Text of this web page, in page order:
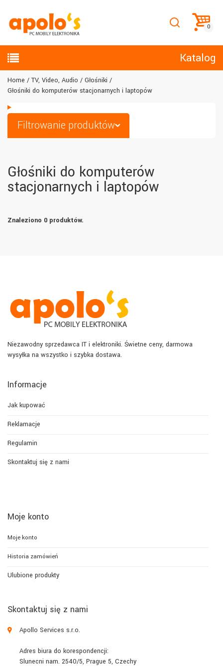
Katalog
Home TV, Video, Audio
Głośniki
Głośniki do komputerów stacjonarnych i laptopów
Filtrowanie produktów
Głośniki do komputerów
stacjonarnych i laptopów
Znaleziono 0 produktów.
Niezawodny sprzedawca IT i elektroniki. Świetne ceny, darmowa
wysyłka na wszystko i szybka dostawa.
Informacje
Jak kupować
Reklamacje
Regulamin
Skontaktuj się z nami
Moje konto
Moje konto
Historia zamówień
Ulubione produkty
Skontaktuj się z nami
Apollo Services s.r.o.
Adres biura do korespondencji:
Slunecni nam. 2540/5, Prague 5, Czechy